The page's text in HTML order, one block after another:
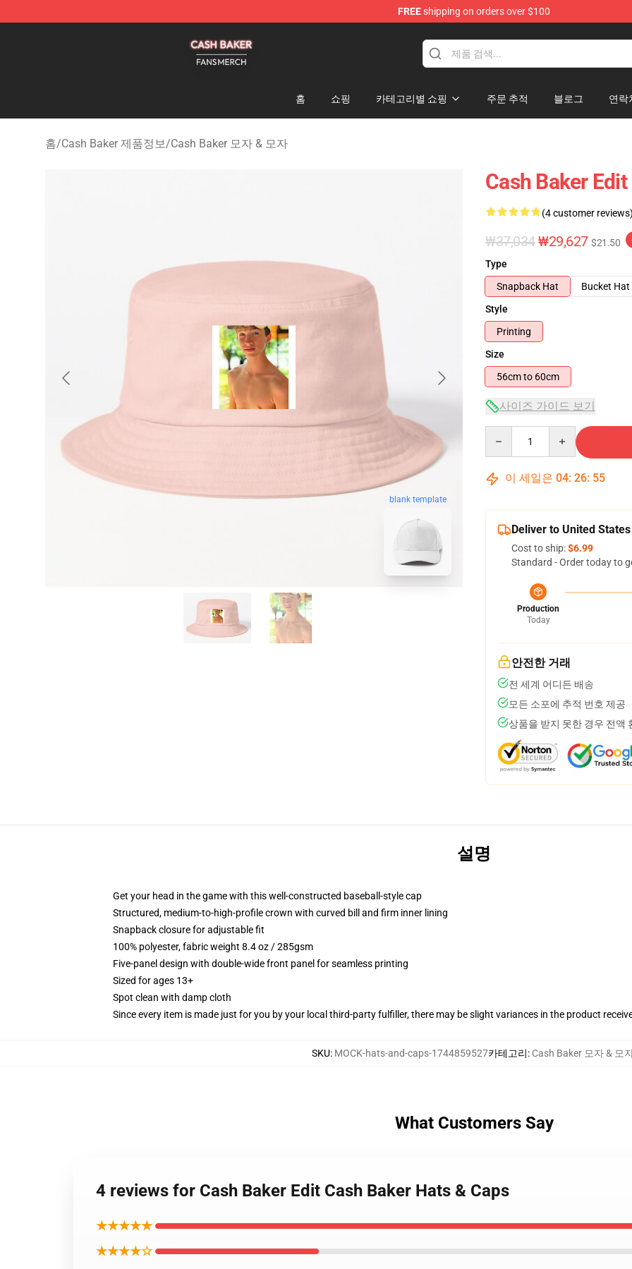
FREEshipping on orders over $100
홈 쇼핑 카테고리별 쇼핑 주문 추적 블로그 연락
홈/Cash Baker 제품정보/Cash Baker 모자 & 모자
blank template
Cash Baker
(4 customer
₩37,034₩29,627 $21.50
Type
Snapback Hat
Bucket Hat
Style
Printing
Size
56cm to 60cm
사이즈 가이드 보기
이 세일은 04: 26: 54
Deliver to United States
Cost to ship:$6.99
Standard - Order today to
Production
Today
안전한 거래
전 세계 어디든 배송
모든 소포에 추적 번호 제공
상품을 받지 못한 경우 전액
설명
Get your head in the game with this well-constructed baseball-style cap
Structured, medium-to-high-profile crown with curved bill and firm inner lining
Snapback closure for adjustable fit
100% polyester, fabric weight 8.4 oz / 285gsm
Five-panel design with double-wide front panel for seamless printing
Sized for ages 13+
Spot clean with damp cloth
Since every item is made just for you by your local third-party fulfiller, there may be slight variances in the product
SKU: MOCK-hats-and-caps-1744859527카테고리: Cash Baker 모자 & 모
What Customers Say
4 reviews for Cash Baker Edit Cash Baker Hats & Caps
★★★★★
★★★★☆